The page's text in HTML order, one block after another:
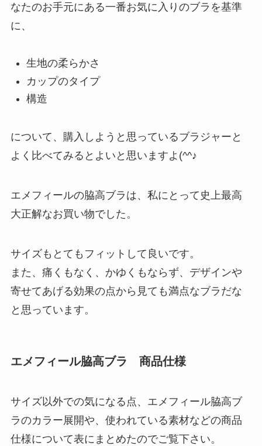
なたのお手元にある一番お気に入りのブラを基準
に、
生地の柔らかさ
カップのタイプ
構造
について、購入しようと思っているブラジャーと
よく比べてみるとよいと思いますよ(^^♪
エメフィールの脇高ブラは、私にとって史上最高
大正解なお買い物でした。
サイズもとてもフィットして良いです。
また、痛くもなく、かゆくもならず、デザインや
寄せてあげる効果の点から見ても満点なブラだな
と思っています。
エメフィール脇高ブラ 商品仕様
サイズ以外での気になる点、エメフィール脇高ブ
ラのカラー展開や、使われている素材などの商品
仕様について表にまとめたのでご覧下さい。